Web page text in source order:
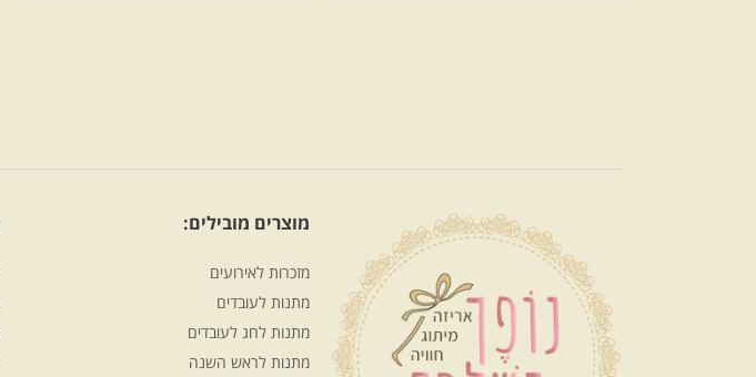
מוצרים מובילים:
מזכרות לאירועים
מתנות לעובדים
מתנות לחג לעובדים
מתנות לראש השנה